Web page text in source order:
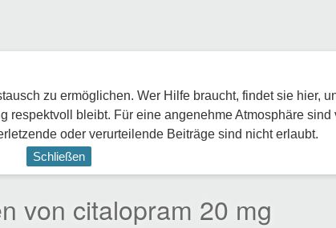
zu ermöglichen. Wer Hilfe braucht, findet sie hier,
respektvoll bleibt. Für eine angenehme Atmosphäre sind
oder verurteilende Beiträge sind nicht erlaubt.
Schließen
von citalopram 20 mg